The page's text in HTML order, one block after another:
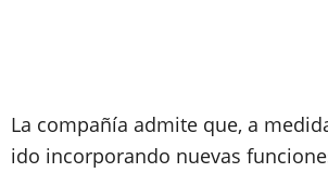
La compañía admite que, a
ido incorporando nuevas